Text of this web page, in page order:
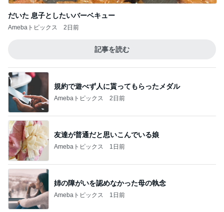
だいた 息子としたいバーベキュー
Amebaトピックス 2日前
記事を読む
規約で遊べず人に貰ってもらったメダル
Amebaトピックス 2日前
友達が普通だと思いこんでいる娘
Amebaトピックス 1日前
姉の障がいを認めなかった母の執念
Amebaトピックス 1日前